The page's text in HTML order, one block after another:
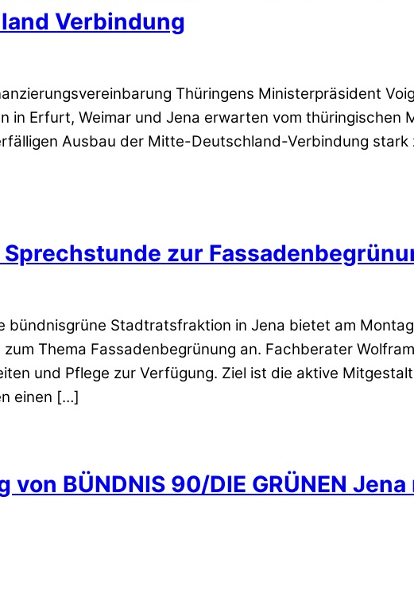
Verbindung
Thüringens Ministerpräsident
in Erfurt, Weimar und Jena erwarten vom thüringischen
Ausbau der Mitte-Deutschland-Verbindung stark
zur
Stadtratsfraktion in Jena bietet am
Thema Fassadenbegrünung an. Fachberater
und Pflege zur Verfügung. Ziel ist die aktive
einen […]
BÜNDNIS 90/DIE GRÜNEN